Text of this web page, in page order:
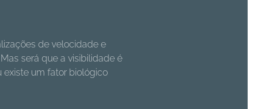
de velocidade e
será que a visibilidade é
existe um fator biológico